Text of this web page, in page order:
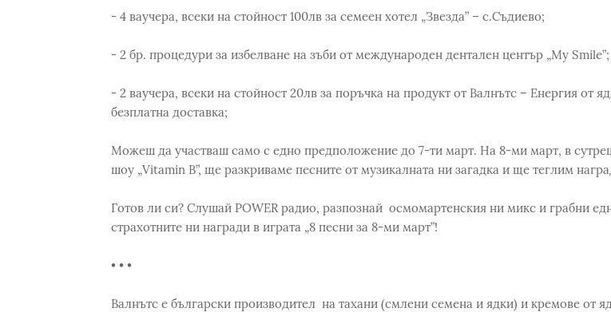
- 4 ваучера, всеки на стойност 100лв за семеен хотел „Звезда” – с.Съдиево;
- 2 бр. процедури за избелване на зъби от международен дентален център „My Smile”;
- 2 ваучера, всеки на стойност 20лв за поръчка на продукт от Валнътс – Енергия от
безплатна доставка;
Можеш да участваш само с едно предположение до 7-ти март. На 8-ми март, в
шоу „Vitamin B”, ще разкриваме песните от музикалната ни загадка и ще теглим
Готов ли си? Слушай POWER радио, разпознай осмомартенския ни микс и грабни
страхотните ни награди в играта „8 песни за 8-ми март”!
• • •
Валнътс е български производител на тахани (смлени семена и ядки) и кремове от